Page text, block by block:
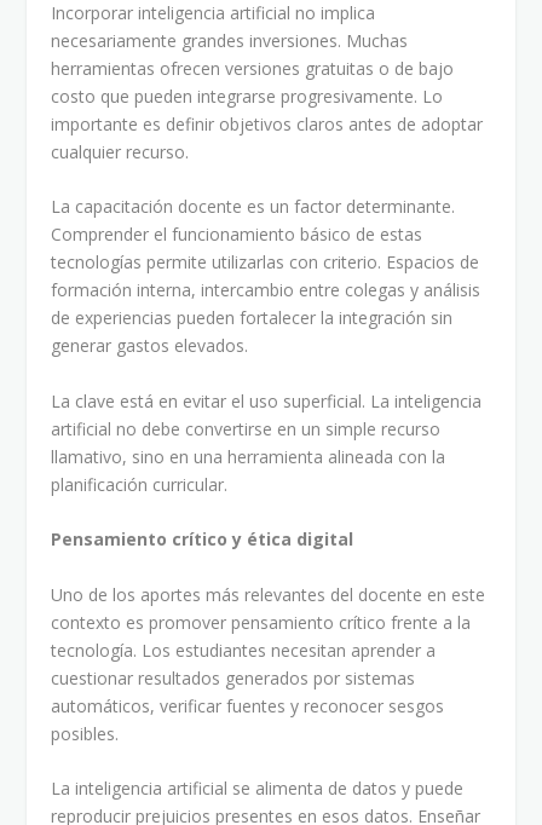
Incorporar inteligencia artificial no implica
necesariamente grandes inversiones. Muchas
herramientas ofrecen versiones gratuitas o de bajo
costo que pueden integrarse progresivamente. Lo
importante es definir objetivos claros antes de adoptar
cualquier recurso.
La capacitación docente es un factor determinante.
Comprender el funcionamiento básico de estas
tecnologías permite utilizarlas con criterio. Espacios de
formación interna, intercambio entre colegas y análisis
de experiencias pueden fortalecer la integración sin
generar gastos elevados.
La clave está en evitar el uso superficial. La inteligencia
artificial no debe convertirse en un simple recurso
llamativo, sino en una herramienta alineada con la
planificación curricular.
Pensamiento crítico y ética digital
Uno de los aportes más relevantes del docente en este
contexto es promover pensamiento crítico frente a la
tecnología. Los estudiantes necesitan aprender a
cuestionar resultados generados por sistemas
automáticos, verificar fuentes y reconocer sesgos
posibles.
La inteligencia artificial se alimenta de datos y puede
reproducir prejuicios presentes en esos datos. Enseñar